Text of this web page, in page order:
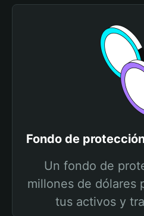
Fondo de
Un fondo de
millones de dólares
tus activos y